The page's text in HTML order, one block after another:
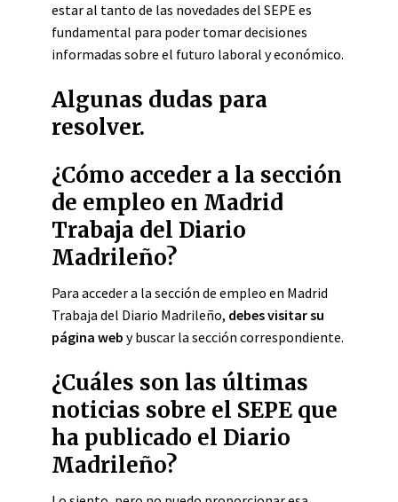
estar al tanto de las novedades del SEPE es
fundamental para poder tomar decisiones
informadas sobre el futuro laboral y económico.
Algunas dudas para
resolver.
¿Cómo acceder a la sección
de empleo en Madrid
Trabaja del Diario
Madrileño?
Para acceder a la sección de empleo en Madrid
Trabaja del Diario Madrileño, debes visitar su
página web y buscar la sección correspondiente.
¿Cuáles son las últimas
noticias sobre el SEPE que
ha publicado el Diario
Madrileño?